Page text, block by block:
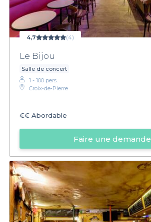
4,7 (4)
Le Bijou
Salle de concert
1 - 100 pers.
Croix‑de‑Pierre
€€ Abordable
Faire une demande